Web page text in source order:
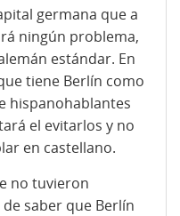
germana que a
ningún problema,
estándar. En
tiene Berlín como
hispanohablantes
el evitarlos y no
en castellano.
no tuvieron
saber que Berlín